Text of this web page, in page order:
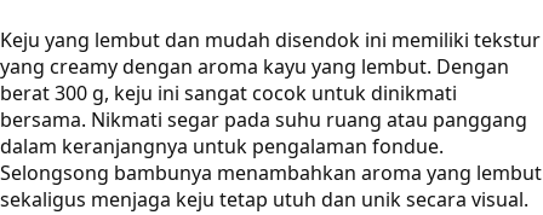
Keju yang lembut dan mudah disendok ini memiliki tekstur
yang creamy dengan aroma kayu yang lembut. Dengan
berat 300 g, keju ini sangat cocok untuk dinikmati
bersama. Nikmati segar pada suhu ruang atau panggang
dalam keranjangnya untuk pengalaman fondue.
Selongsong bambunya menambahkan aroma yang lembut
sekaligus menjaga keju tetap utuh dan unik secara visual.